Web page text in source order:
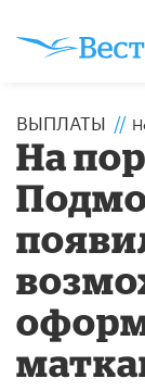
ВЫПЛАТЫ //
На